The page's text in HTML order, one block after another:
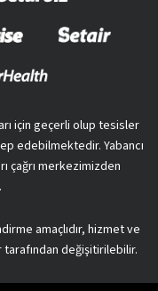
için geçerli olup tesisler
edebilmektedir. Yabancı
çağrı merkezimizden
amaçlıdır, hizmet ve
değişitirilebilir.